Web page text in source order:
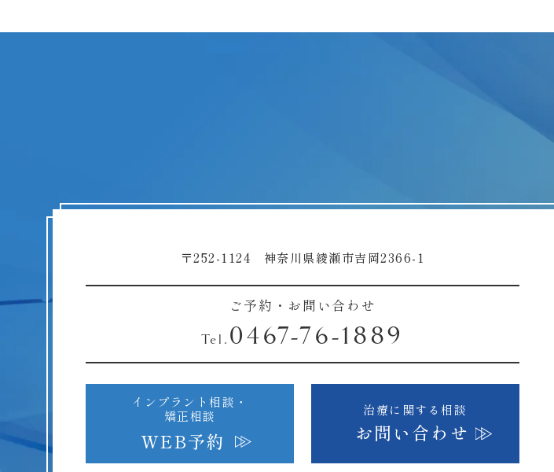
〒252-1124 神奈川県綾瀬市吉岡2366-1
ご予約・お問い合わせ
Tel. 0467-76-1889
インプラント相談・
矯正相談
WEB予約
治療に関する相談
お問い合わせ